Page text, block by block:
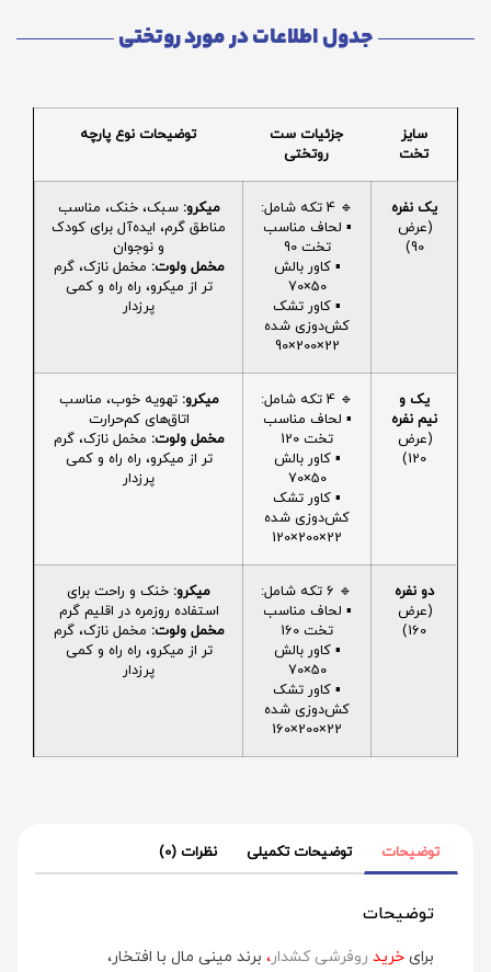
جدول اطلاعات در مورد روتختی
سایز
تخت
جزئیات ست
روتختی
توضیحات نوع پارچه
یک نفره
(عرض
90)
🔹 4 تکه شامل:
▪️ لحاف مناسب
تخت 90
▪️ کاور بالش
50×70
▪️ کاور تشک
کش‌دوزی شده
22×200×90
میکرو: سبک، خنک، مناسب
مناطق گرم، ایده‌آل برای کودک
و نوجوان
مخمل ولوت: مخمل نازک، گرم
تر از میکرو، راه راه و کمی
پرزدار
یک و
نیم نفره
(عرض
120)
🔹 4 تکه شامل:
▪️ لحاف مناسب
تخت 120
▪️ کاور بالش
50×70
▪️ کاور تشک
کش‌دوزی شده
22×200×120
میکرو: تهویه خوب، مناسب
اتاق‌های کم‌حرارت
مخمل ولوت: مخمل نازک، گرم
تر از میکرو، راه راه و کمی
پرزدار
دو نفره
(عرض
160)
🔹 6 تکه شامل:
▪️ لحاف مناسب
تخت 160
▪️ کاور بالش
50×70
▪️ کاور تشک
کش‌دوزی شده
22×200×160
میکرو: خنک و راحت برای
استفاده روزمره در اقلیم گرم
مخمل ولوت: مخمل نازک، گرم
تر از میکرو، راه راه و کمی
پرزدار
توضیحات توضیحات تکمیلی نظرات (0)
توضیحات
برای خرید روفرشی کشدار، برند مینی‌ مال با افتخار،